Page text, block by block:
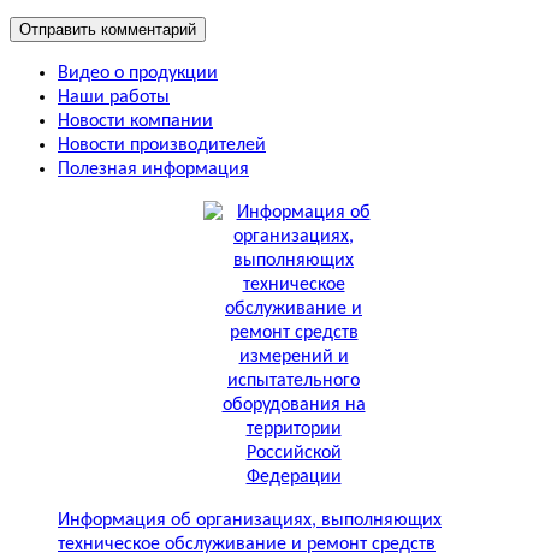
Видео о продукции
Наши работы
Новости компании
Новости производителей
Полезная информация
Информация об организациях, выполняющих
техническое обслуживание и ремонт средств